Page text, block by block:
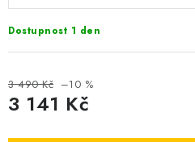
OBLÍBENÉ DROBNOSTI
ZNAČKY
Ceník dopravy
Dostupnost 1 den
3 490 Kč –10 %
3 141 Kč